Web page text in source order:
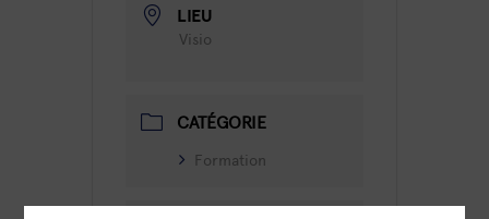
LIEU
Visio
CATÉGORIE
Formation